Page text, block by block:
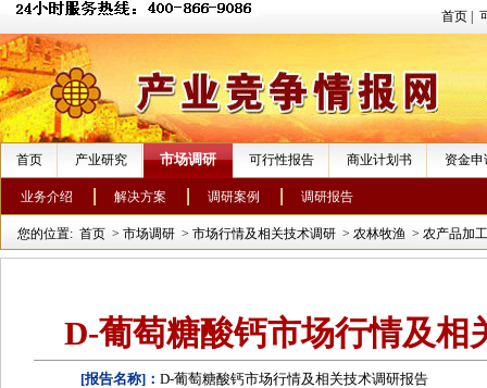
首页
首页 产业研究 市场调研 可行性报告 商业计划书 资金
业务介绍 解决方案 调研案例 调研报告
您的位置: 首页 > 市场调研 > 市场行情及相关技术调研 > 农林牧渔 > 农产品加工
D-葡萄糖酸钙市场行情及相
[报告名称]： D-葡萄糖酸钙市场行情及相关技术调研报告